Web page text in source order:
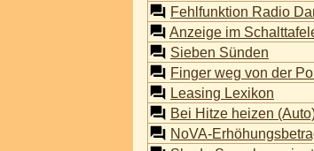
Fehlfunktion Radio
Anzeige im
Sieben Sünden
Finger weg von der
Leasing Lexikon
Bei Hitze heizen
NoVA-